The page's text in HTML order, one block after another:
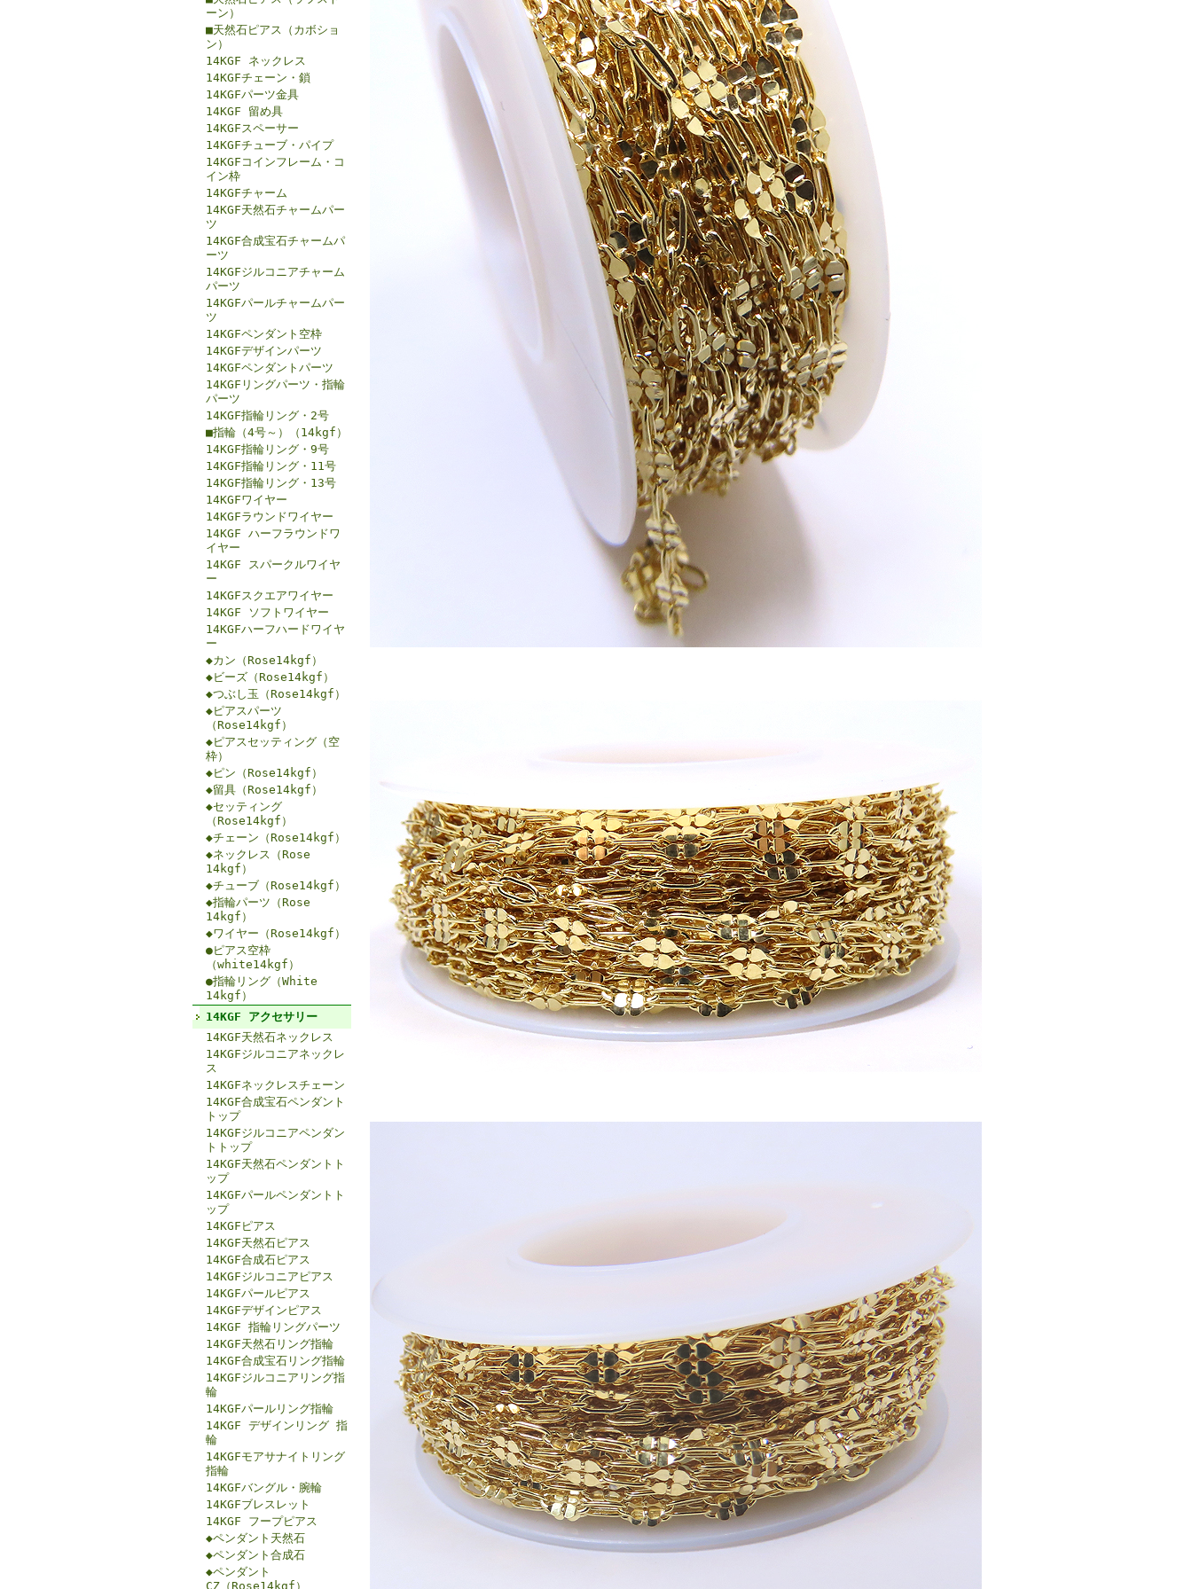
ーン）
■天然石ピアス（カボショ
ン）
14KGF ネックレス
14KGFチェーン・鎖
14KGFパーツ金具
14KGF 留め具
14KGFスペーサー
14KGFチューブ・パイプ
14KGFコインフレーム・コ
イン枠
14KGFチャーム
14KGF天然石チャームパー
ツ
14KGF合成宝石チャームパ
ーツ
14KGFジルコニアチャーム
パーツ
14KGFパールチャームパー
ツ
14KGFペンダント空枠
14KGFデザインパーツ
14KGFペンダントパーツ
14KGFリングパーツ・指輪
パーツ
14KGF指輪リング・2号
■指輪（4号～）（14kgf）
14KGF指輪リング・9号
14KGF指輪リング・11号
14KGF指輪リング・13号
14KGFワイヤー
14KGFラウンドワイヤー
14KGF ハーフラウンドワ
イヤー
14KGF スパークルワイヤ
ー
14KGFスクエアワイヤー
14KGF ソフトワイヤー
14KGFハーフハードワイヤ
ー
◆カン（Rose14kgf）
◆ビーズ（Rose14kgf）
◆つぶし玉（Rose14kgf）
◆ピアスパーツ
（Rose14kgf）
◆ピアスセッティング（空
枠）
◆ピン（Rose14kgf）
◆留具（Rose14kgf）
◆セッティング
（Rose14kgf）
◆チェーン（Rose14kgf）
◆ネックレス（Rose
14kgf）
◆チューブ（Rose14kgf）
◆指輪パーツ（Rose
14kgf）
◆ワイヤー（Rose14kgf）
●ピアス空枠
（white14kgf）
●指輪リング（White
14kgf）
14KGF アクセサリー
14KGF天然石ネックレス
14KGFジルコニアネックレ
ス
14KGFネックレスチェーン
14KGF合成宝石ペンダント
トップ
14KGFジルコニアペンダン
トトップ
14KGF天然石ペンダントト
ップ
14KGFパールペンダントト
ップ
14KGFピアス
14KGF天然石ピアス
14KGF合成石ピアス
14KGFジルコニアピアス
14KGFパールピアス
14KGFデザインピアス
14KGF 指輪リングパーツ
14KGF天然石リング指輪
14KGF合成宝石リング指輪
14KGFジルコニアリング指
輪
14KGFパールリング指輪
14KGF デザインリング 指
輪
14KGFモアサナイトリング
指輪
14KGFバングル・腕輪
14KGFブレスレット
14KGF フープピアス
◆ペンダント天然石
◆ペンダント合成石
◆ペンダント
CZ（Rose14kgf）